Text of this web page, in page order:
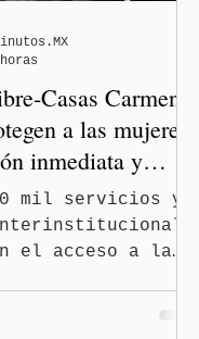
de Morena en
de Puebla.
Casas Carmen
a las mujeres
inmediata y
feminicidios
mil servicios y
el acceso a la